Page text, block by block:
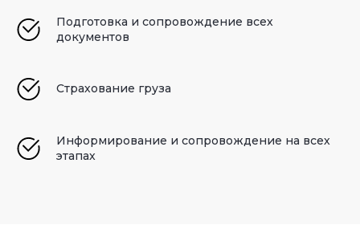
Подготовка и сопровождение всех
документов
Страхование груза
Информирование и сопровождение на всех
этапах